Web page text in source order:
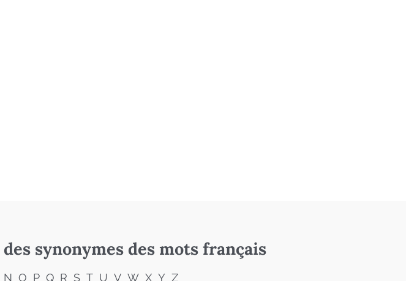
synonymes des mots français
N O P Q R S T U V W X Y Z